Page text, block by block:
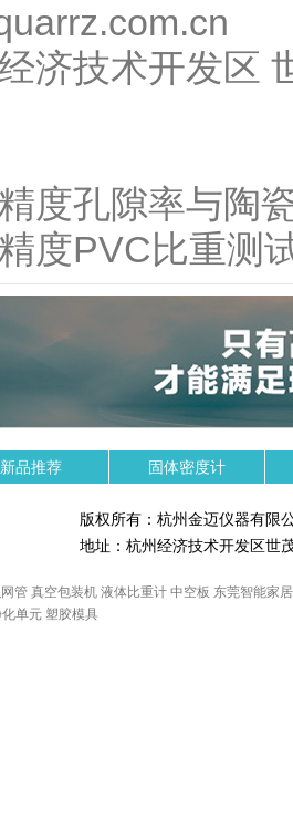
济技术开发区
度孔隙率与陶
度PVC比重测
新品推荐 固体密度计
版权所有：杭州金迈仪器有限
地址：杭州经济技术开发区世
管 真空包装机 液体比重计 中空板 东莞智能家居
化单元 塑胶模具